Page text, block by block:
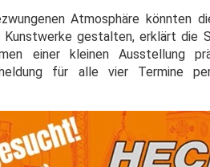
Atmosphäre könnten
gestalten, erklärt die
einer kleinen Ausstellung
für alle vier Termine